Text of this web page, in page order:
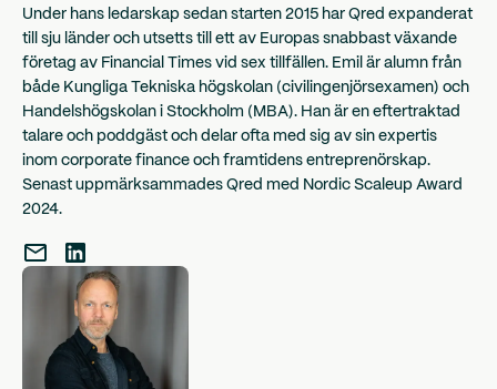
Under hans ledarskap sedan starten 2015 har Qred expanderat
till sju länder och utsetts till ett av Europas snabbast växande
företag av Financial Times vid sex tillfällen. Emil är alumn från
både Kungliga Tekniska högskolan (civilingenjörsexamen) och
Handelshögskolan i Stockholm (MBA). Han är en eftertraktad
talare och poddgäst och delar ofta med sig av sin expertis
inom corporate finance och framtidens entreprenörskap.
Senast uppmärksammades Qred med Nordic Scaleup Award
2024.